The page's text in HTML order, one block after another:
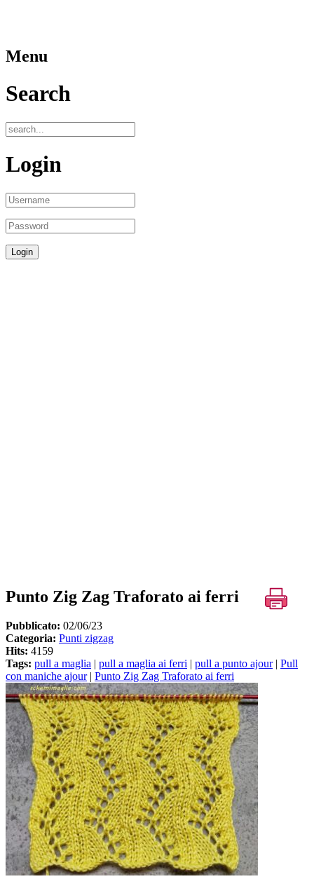
Menu
Search
Login
Punto Zig Zag Traforato ai ferri
Pubblicato: 02/06/23
Categoria: Punti zigzag
Hits: 4159
Tags: pull a maglia pull a maglia ai ferri pull a punto ajour| Pull
con maniche ajour| Punto Zig Zag Traforato ai ferri